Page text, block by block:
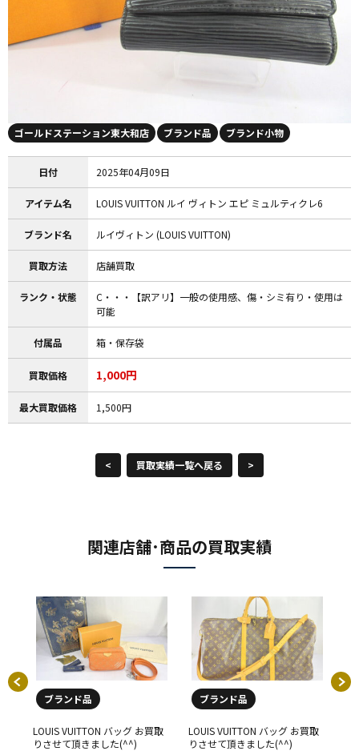
ゴールドステーション東大和店 ブランド品 ブランド小物
日付 2025年04月09日
アイテム名 LOUIS VUITTON ルイ ヴィトン エピ ミュルティクレ6
ブランド名 ルイヴィトン (LOUIS VUITTON)
買取方法 店舗買取
ランク・状態
C・・・【訳アリ】一般の使用感、傷・シミ有り・使用は
可能
付属品 箱・保存袋
買取価格 1,000円
最大買取価格 1,500円
< 買取実績一覧へ戻る >
関連店舗･商品の買取実績
ブランド品
LOUIS VUITTON バッグ お買取
りさせて頂きました(^^)
ブランド品
LOUIS VUITTON バッグ お買取
りさせて頂きました(^^)